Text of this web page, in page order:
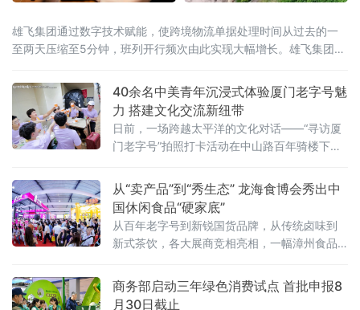
雄飞集团通过数字技术赋能，使跨境物流单据处理时间从过去的一
至两天压缩至5分钟，班列开行频次由此实现大幅增长。雄飞集团是
40余名中美青年沉浸式体验厦门老字号魅
力 搭建文化交流新纽带
日前，一场跨越太平洋的文化对话——“寻访厦
门老字号”拍照打卡活动在中山路百年骑楼下展
国“青年大使”鹭岛行系列活动之一，本次活动在
厦门市外办和厦门市商务局指导下，由外图
（厦门）文化传播有限公司和厦门老字号协会
共同承办。
从“卖产品”到“秀生态” 龙海食博会秀出中
国休闲食品“硬家底”
从百年老字号到新锐国货品牌，从传统卤味到
新式茶饮，各大展商竞相亮相，一幅漳州食品
经济新闻联播深入展会一线，记录这场食品盛
宴的精彩瞬间
商务部启动三年绿色消费试点 首批申报8
月30日截止